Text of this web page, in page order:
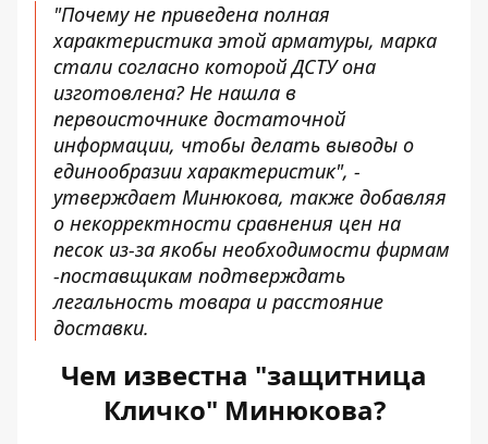
"Почему не приведена полная
характеристика этой арматуры, марка
стали согласно которой ДСТУ она
изготовлена? Не нашла в
первоисточнике достаточной
информации, чтобы делать выводы о
единообразии характеристик", -
утверждает Минюкова, также добавляя
о некорректности сравнения цен на
песок из-за якобы необходимости фирмам
-поставщикам подтверждать
легальность товара и расстояние
доставки.
Чем известна "защитница
Кличко" Минюкова?